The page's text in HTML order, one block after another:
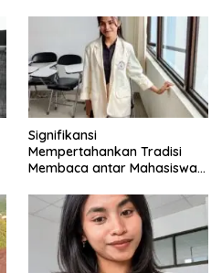
Signifikansi
Mempertahankan Tradisi
Membaca antar Mahasiswa